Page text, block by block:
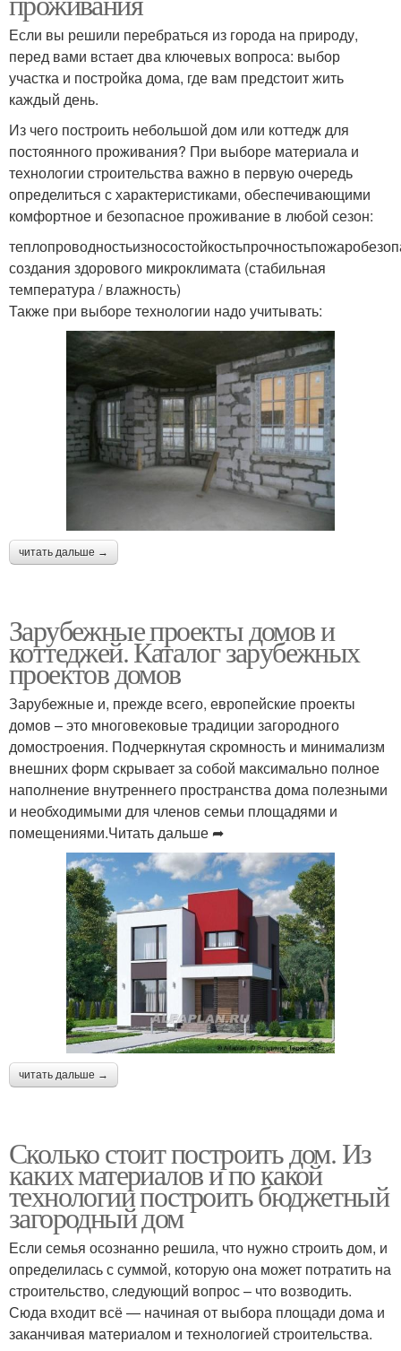
Если вы решили перебраться из города на природу,
перед вами встает два ключевых вопроса: выбор
участка и постройка дома, где вам предстоит жить
каждый день.
Из чего построить небольшой дом или коттедж для
постоянного проживания? При выборе материала и
технологии строительства важно в первую очередь
определиться с характеристиками, обеспечивающими
комфортное и безопасное проживание в любой сезон:
создания здорового микроклимата (стабильная
температура / влажность)
Также при выборе технологии надо учитывать:
читать дальше →
Зарубежные проекты домов и
коттеджей. Каталог зарубежных
проектов домов
Зарубежные и, прежде всего, европейские проекты
домов – это многовековые традиции загородного
домостроения. Подчеркнутая скромность и минимализм
внешних форм скрывает за собой максимально полное
наполнение внутреннего пространства дома полезными
и необходимыми для членов семьи площадями и
помещениями.Читать дальше ➦
читать дальше →
Сколько стоит построить дом. Из
каких материалов и по какой
технологии построить бюджетный
загородный дом
Если семья осознанно решила, что нужно строить дом, и
определилась с суммой, которую она может потратить на
строительство, следующий вопрос – что возводить.
Сюда входит всё — начиная от выбора площади дома и
заканчивая материалом и технологией строительства.